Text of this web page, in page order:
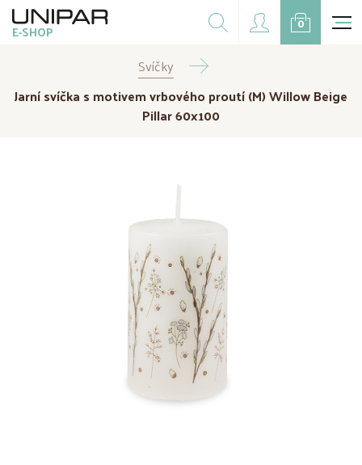
E-SHOP
Dárkové balíčky
Doplňky
Doprodej
CZK EUR
0
Svíčky
Jarní svíčka s motivem vrbového proutí (M) Willow Beige
Pillar 60x100